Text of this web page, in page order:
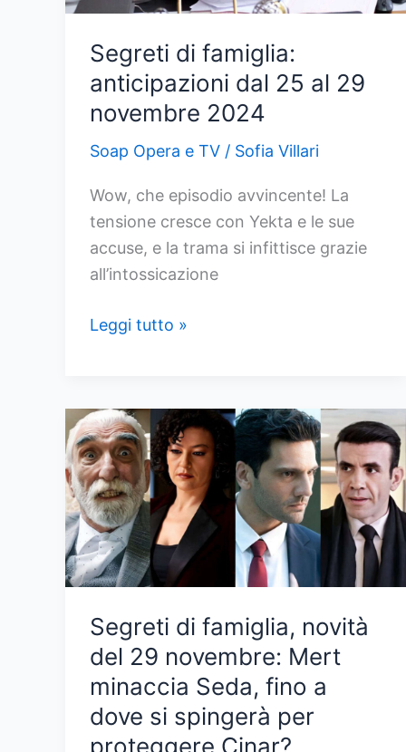
chiamata
Eren,
per
ottenere
informazioni
Oktay
Segreti di famiglia:
anticipazioni dal 25 al 29
novembre 2024
Soap Opera e TV / Sofia Villari
Wow, che episodio avvincente! La
tensione cresce con Yekta e le sue
accuse, e la trama si infittisce grazie
all’intossicazione
Segreti
dal
25
al
29
novembre
2024
Leggi tutto »
Segreti di famiglia, novità
del 29 novembre: Mert
minaccia Seda, fino a
dove si spingerà per